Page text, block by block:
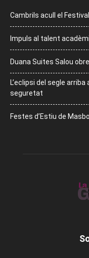
Cambrils acull el
Impuls al talent
Duana Suites Salou
L’eclipsi del segle
seguretat
Festes d’Estiu de